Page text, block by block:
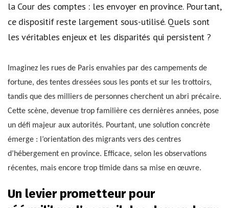
la Cour des comptes : les envoyer en province. Pourtant,
ce dispositif reste largement sous-utilisé. Quels sont
les véritables enjeux et les disparités qui persistent ?
Imaginez les rues de Paris envahies par des campements de
fortune, des tentes dressées sous les ponts et sur les trottoirs,
tandis que des milliers de personnes cherchent un abri précaire.
Cette scène, devenue trop familière ces dernières années, pose
un défi majeur aux autorités. Pourtant, une solution concrète
émerge : l’orientation des migrants vers des centres
d’hébergement en province. Efficace, selon les observations
récentes, mais encore trop timide dans sa mise en œuvre.
Un levier prometteur pour